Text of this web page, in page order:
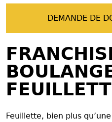
DEMANDE DE
Feuillette, bien plus